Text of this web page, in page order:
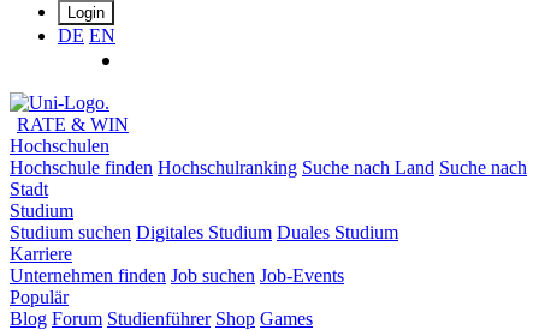
Login
DE EN
RATE & WIN
Hochschulen
Hochschule finden Hochschulranking Suche nach Land Suche nach
Stadt
Studium
Studium suchen Digitales Studium Duales Studium
Karriere
Unternehmen finden Job suchen Job-Events
Populär
Blog Forum Studienführer Shop Games